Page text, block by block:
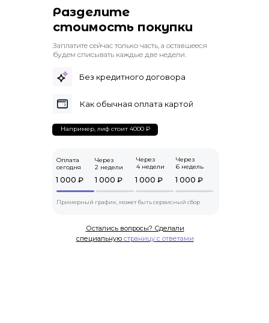
Через
6 недель
1 000 ₽
Через
4 недели
1 000 ₽
Через
2 недели
1 000 ₽
Примерный график, может быть сервисный сбор
Оплата
сегодня
1 000 ₽
Остались вопросы? Сделали
специальную страницу с ответами
Как обычная оплата картой
Без кредитного договора
Заплатите сейчас только часть, а оставшееся
будем списывать каждые две недели.
Разделите
стоимость покупки
Например, лиф стоит 4000 ₽